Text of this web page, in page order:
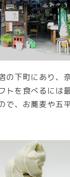
の下町にあり、
トを食べるには
で、お蕎麦や五